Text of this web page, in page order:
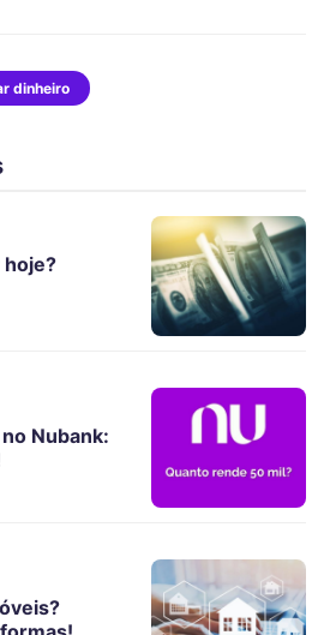
dinheiro
hoje?
Nubank: